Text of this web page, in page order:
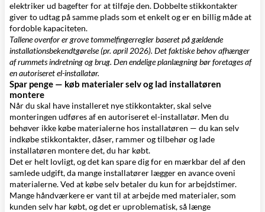
elektriker ud bagefter for at tilføje den. Dobbelte stikkontakter
giver to udtag på samme plads som et enkelt og er en billig måde at
fordoble kapaciteten.
Tallene ovenfor er grove tommelfingerregler baseret på gældende
installationsbekendtgørelse (pr. april 2026). Det faktiske behov afhænger
af rummets indretning og brug. Den endelige planlægning bør foretages af
en autoriseret el-installatør.
Spar penge — køb materialer selv og lad installatøren
montere
Når du skal have installeret nye stikkontakter, skal selve
monteringen udføres af en autoriseret el-installatør. Men du
behøver ikke købe materialerne hos installatøren — du kan selv
indkøbe stikkontakter,dåser, rammerog tilbehør og lade
installatøren montere det, du har købt.
Det er helt lovligt, og det kan spare dig for en mærkbar del af den
samlede udgift, da mange installatører lægger en avance oveni
materialerne. Ved at købe selv betaler du kun for arbejdstimer.
Mange håndværkere er vant til at arbejde med materialer, som
kunden selv har købt, og det er uproblematisk, så længe